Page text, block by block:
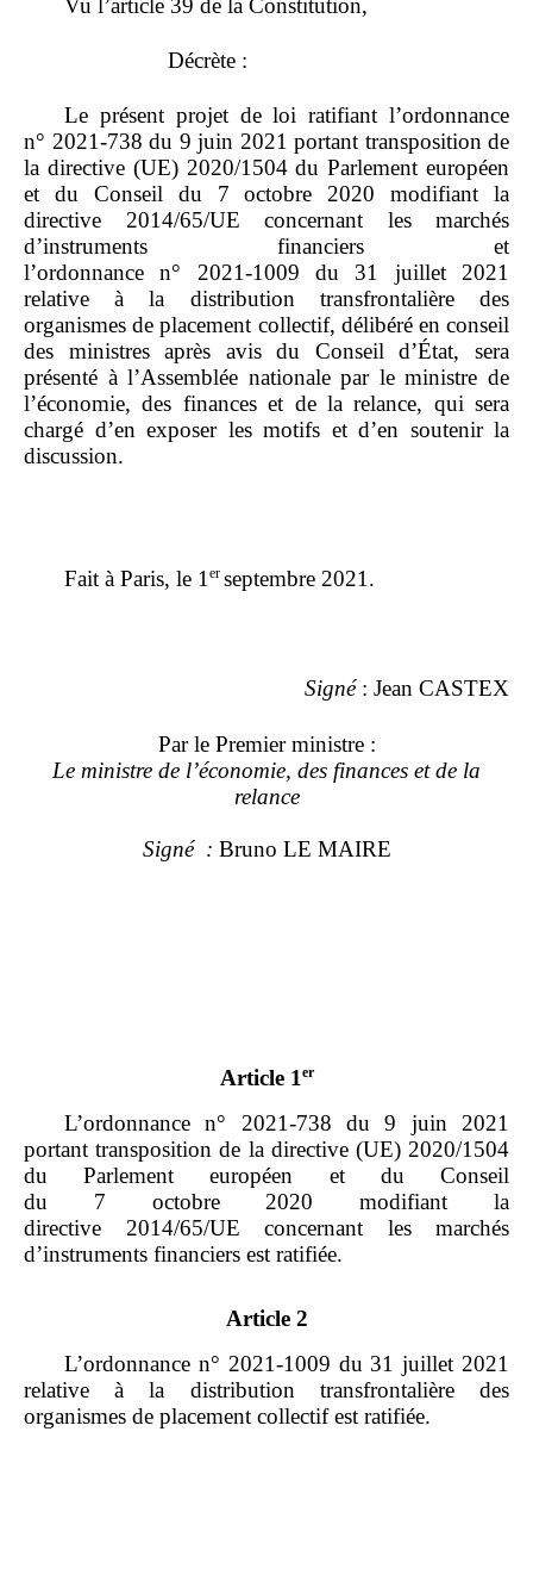
Décrète :
Le présent projet de loi ratifiant l’ordonnance
n° 2021‑738 du 9 juin 2021 portant transposition de
la directive (UE) 2020/1504 du Parlement européen
et du Conseil du 7 octobre 2020 modifiant la
directive 2014/65/UE concernant les marchés
d’instruments financiers et
l’ordonnance n° 2021‑1009 du 31 juillet 2021
relative à la distribution transfrontalière des
organismes de placement collectif, délibéré en conseil
des ministres après avis du Conseil d’État, sera
présenté à l’Assemblée nationale par le ministre de
l’économie, des finances et de la relance, qui sera
chargé d’en exposer les motifs et d’en soutenir la
discussion.
Fait à Paris, le 1 er septembre 2021.
Signé: Jean CASTEX
Par le Premier ministre :
Le ministre de l’économie, des finances et de la
relance
Signé : Bruno LE MAIRE
Article 1 er
L’ordonnancen° 2021‑738 du 9 juin
2021
portant transposition de la directive (UE) 2020/1504
du Parlement européen et du Conseil
du
7 octobre
2020 modifiant la
directive
2014/65/UE concernant les marchés
d’instruments financiers est ratifiée.
Article 2
L’ordonnance n° 2021‑1009 du 31 juillet 2021
relative à la distribution transfrontalière des
organismes de placement collectif est ratifiée.